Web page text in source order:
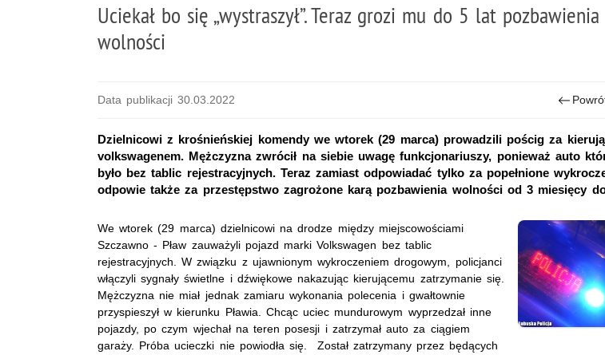
Uciekał bo się „wystraszył”. Teraz grozi mu do 5 lat pozbawienia
wolności
Data publikacji 30.03.2022
Dzielnicowi z krośnieńskiej komendy we wtorek (29 marca) prowadzili pościg za
volkswagenem. Mężczyzna zwrócił na siebie uwagę funkcjonariuszy, ponieważ auto
było bez tablic rejestracyjnych. Teraz zamiast odpowiadać tylko za popełnione
odpowie także za przestępstwo zagrożone karą pozbawienia wolności od 3 miesięcy
We wtorek (29 marca) dzielnicowi na drodze między miejscowościami
Szczawno - Pław zauważyli pojazd marki Volkswagen bez tablic
rejestracyjnych. W związku z ujawnionym wykroczeniem drogowym, policjanci
włączyli sygnały świetlne i dźwiękowe nakazując kierującemu zatrzymanie się.
Mężczyzna nie miał jednak zamiaru wykonania polecenia i gwałtownie
przyspieszył w kierunku Pławia. Chcąc uciec mundurowym wyprzedzał inne
pojazdy, po czym wjechał na teren posesji i zatrzymał auto za ciągiem
garaży. Próba ucieczki nie powiodła się. Został zatrzymany przez będących